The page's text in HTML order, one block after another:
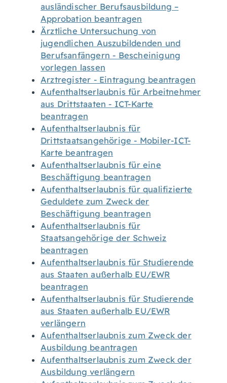
ausländischer Berufsausbildung –
Approbation beantragen
Ärztliche Untersuchung von
jugendlichen Auszubildenden und
Berufsanfängern - Bescheinigung
vorlegen lassen
Arztregister - Eintragung beantragen
Aufenthaltserlaubnis für Arbeitnehmer
aus Drittstaaten - ICT-Karte
beantragen
Aufenthaltserlaubnis für
Drittstaatsangehörige - Mobiler-ICT-
Karte beantragen
Aufenthaltserlaubnis für eine
Beschäftigung beantragen
Aufenthaltserlaubnis für qualifizierte
Geduldete zum Zweck der
Beschäftigung beantragen
Aufenthaltserlaubnis für
Staatsangehörige der Schweiz
beantragen
Aufenthaltserlaubnis für Studierende
aus Staaten außerhalb EU/EWR
beantragen
Aufenthaltserlaubnis für Studierende
aus Staaten außerhalb EU/EWR
verlängern
Aufenthaltserlaubnis zum Zweck der
Ausbildung beantragen
Aufenthaltserlaubnis zum Zweck der
Ausbildung verlängern